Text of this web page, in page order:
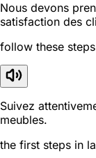
Nous devons
satisfaction des
follow these
Suivez
meubles.
the first steps in